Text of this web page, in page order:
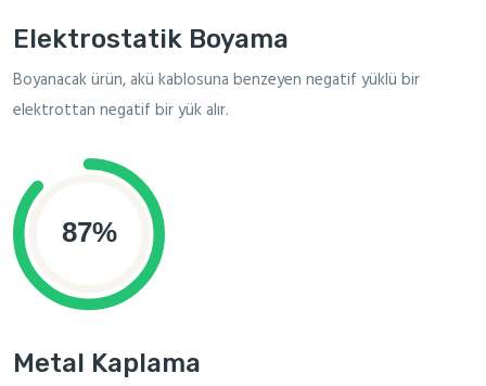
Elektrostatik Boyama
Boyanacak ürün, akü kablosuna benzeyen negatif yüklü bir
elektrottan negatif bir yük alır.
Metal Kaplama